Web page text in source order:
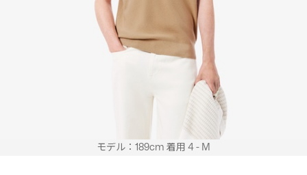
モデル：189cm 着用 4 - M